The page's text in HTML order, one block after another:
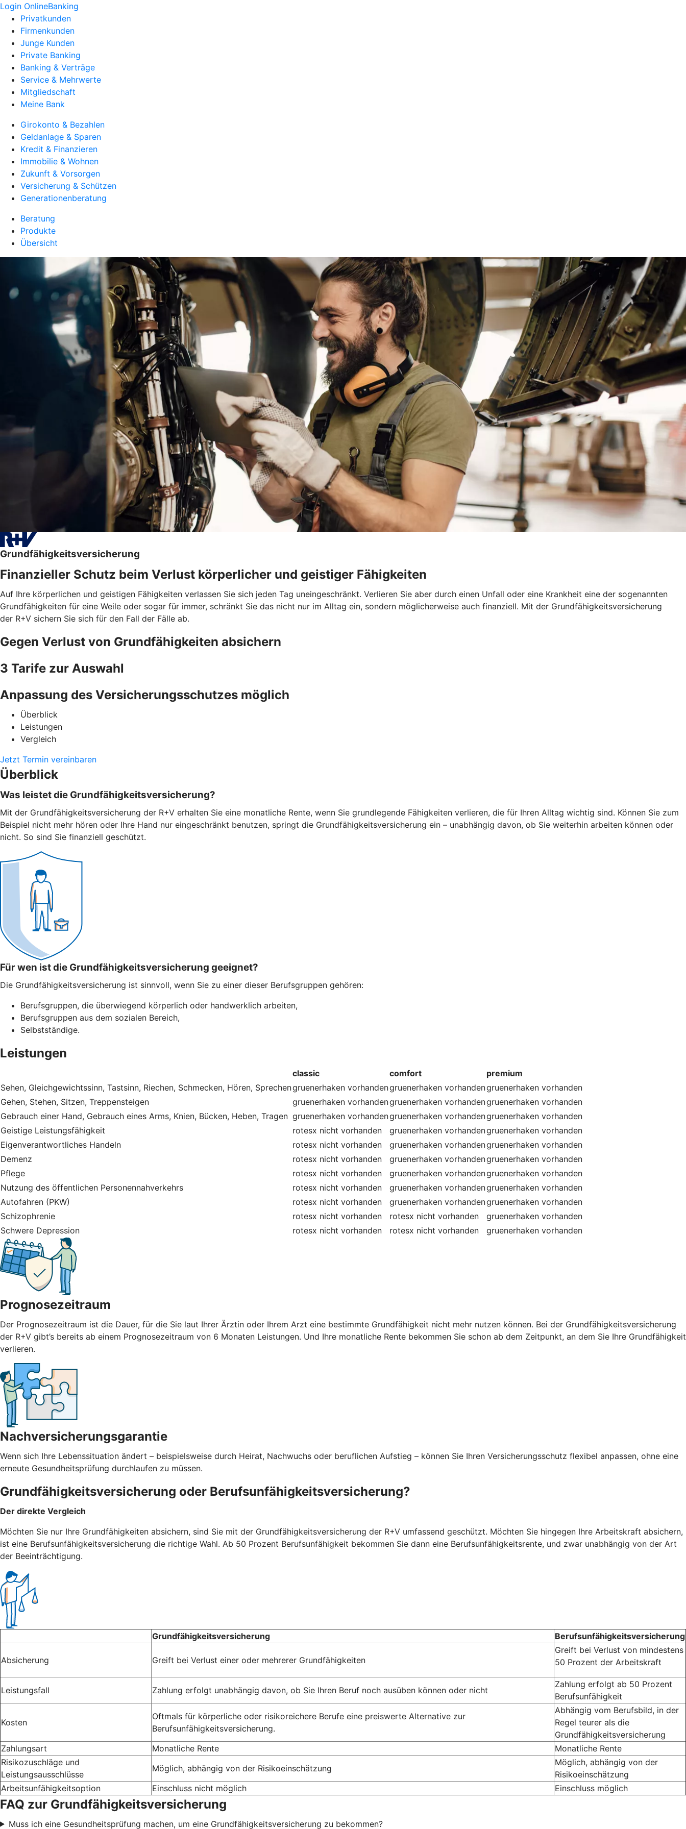
Login OnlineBanking
Privatkunden
Firmenkunden
Junge Kunden
Private Banking
Banking & Verträge
Service & Mehrwerte
Mitgliedschaft
Meine Bank
Girokonto & Bezahlen
Geldanlage & Sparen
Kredit & Finanzieren
Immobilie & Wohnen
Zukunft & Vorsorgen
Versicherung & Schützen
Generationenberatung
Beratung
Produkte
Übersicht
Grundfähigkeitsversicherung
Finanzieller Schutz beim Verlust körperlicher und geistiger Fähigkeiten
Auf Ihre körperlichen und geistigen Fähigkeiten verlassen Sie sich jeden Tag uneingeschränkt. Verlieren Sie aber durch einen Unfall oder eine Krankheit eine der sogenannten
Grundfähigkeiten für eine Weile oder sogar für immer, schränkt Sie das nicht nur im Alltag ein, sondern möglicherweise auch finanziell. Mit der Grundfähigkeitsversicherung
der R+V sichern Sie sich für den Fall der Fälle ab.
Gegen Verlust von Grundfähigkeiten absichern
3 Tarife zur Auswahl
Anpassung des Versicherungsschutzes möglich
Überblick
Leistungen
Vergleich
Jetzt Termin vereinbaren
Überblick
Was leistet die Grundfähigkeitsversicherung?
Mit der Grundfähigkeitsversicherung der R+V erhalten Sie eine monatliche Rente, wenn Sie grundlegende Fähigkeiten verlieren, die für Ihren Alltag wichtig sind. Können Sie zum
Beispiel nicht mehr hören oder Ihre Hand nur eingeschränkt benutzen, springt die Grundfähigkeitsversicherung ein – unabhängig davon, ob Sie weiterhin arbeiten können oder
nicht. So sind Sie finanziell geschützt.
Für wen ist die Grundfähigkeitsversicherung geeignet?
Die Grundfähigkeitsversicherung ist sinnvoll, wenn Sie zu einer dieser Berufsgruppen gehören:
Berufsgruppen, die überwiegend körperlich oder handwerklich arbeiten,
Berufsgruppen aus dem sozialen Bereich,
Selbstständige.
Leistungen
classic comfort
premium
Sehen, Gleichgewichtssinn, Tastsinn, Riechen, Schmecken, Hören, Sprechengruenerhaken vorhandengruenerhaken vorhandengruenerhaken vorhanden
Gehen, Stehen, Sitzen, Treppensteigen
gruenerhaken vorhandengruenerhaken vorhandengruenerhaken vorhanden
Gebrauch einer Hand, Gebrauch eines Arms, Knien, Bücken, Heben, Tragen gruenerhaken vorhandengruenerhaken vorhandengruenerhaken vorhanden
Geistige Leistungsfähigkeit
rotesx nicht vorhanden gruenerhaken vorhandengruenerhaken vorhanden
Eigenverantwortliches Handeln
rotesx nicht vorhanden gruenerhaken vorhandengruenerhaken vorhanden
Demenz
rotesx nicht vorhanden gruenerhaken vorhandengruenerhaken vorhanden
Pflege
rotesx nicht vorhanden gruenerhaken vorhandengruenerhaken vorhanden
Nutzung des öffentlichen Personennahverkehrs
rotesx nicht vorhanden gruenerhaken vorhandengruenerhaken vorhanden
Autofahren (PKW)
rotesx nicht vorhanden gruenerhaken vorhandengruenerhaken vorhanden
Schizophrenie
rotesx nicht vorhanden rotesx nicht vorhanden gruenerhaken vorhanden
Schwere Depression
rotesx nicht vorhanden rotesx nicht vorhanden gruenerhaken vorhanden
Prognosezeitraum
Der Prognosezeitraum ist die Dauer, für die Sie laut Ihrer Ärztin oder Ihrem Arzt eine bestimmte Grundfähigkeit nicht mehr nutzen können. Bei der Grundfähigkeitsversicherung
der R+V gibt’s bereits ab einem Prognosezeitraum von 6 Monaten Leistungen. Und Ihre monatliche Rente bekommen Sie schon ab dem Zeitpunkt, an dem Sie Ihre Grundfähigkeit
verlieren.
Nachversicherungsgarantie
Wenn sich Ihre Lebenssituation ändert – beispielsweise durch Heirat, Nachwuchs oder beruflichen Aufstieg – können Sie Ihren Versicherungsschutz flexibel anpassen, ohne eine
erneute Gesundheitsprüfung durchlaufen zu müssen.
Grundfähigkeitsversicherung oder Berufsunfähigkeitsversicherung?
Der direkte Vergleich
Möchten Sie nur Ihre Grundfähigkeiten absichern, sind Sie mit der Grundfähigkeitsversicherung der R+V umfassend geschützt. Möchten Sie hingegen Ihre Arbeitskraft absichern,
ist eine Berufsunfähigkeitsversicherung die richtige Wahl. Ab 50 Prozent Berufsunfähigkeit bekommen Sie dann eine Berufsunfähigkeitsrente, und zwar unabhängig von der Art
der Beeinträchtigung.
Grundfähigkeitsversicherung Berufsunfähigkeitsversicherung
Absicherung Greift bei Verlust einer oder mehrerer Grundfähigkeiten
Greift bei Verlust von mindestens
50 Prozent der Arbeitskraft
Leistungsfall Zahlung erfolgt unabhängig davon, ob Sie Ihren Beruf noch ausüben können oder nicht
Zahlung erfolgt ab 50 Prozent
Berufsunfähigkeit
Kosten
Oftmals für körperliche oder risikoreichere Berufe eine preiswerte Alternative zur
Berufsunfähigkeitsversicherung.
Abhängig vom Berufsbild, in der
Regel teurer als die
Grundfähigkeitsversicherung
Zahlungsart
Monatliche Rente
Monatliche Rente
Risikozuschläge und
Leistungsausschlüsse
Möglich, abhängig von der Risikoeinschätzung
Möglich, abhängig von der
Risikoeinschätzung
Arbeitsunfähigkeitsoption
Einschluss nicht möglich Einschluss möglich
FAQ zur Grundfähigkeitsversicherung
Muss ich eine Gesundheitsprüfung machen, um eine Grundfähigkeitsversicherung zu bekommen?